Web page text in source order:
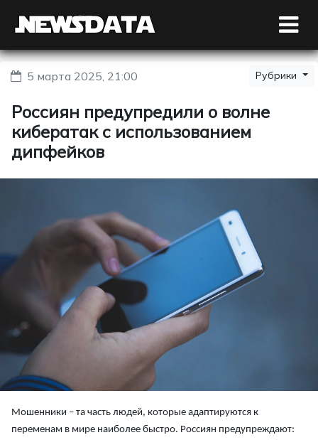
5 марта 2025, 21:00 Рубрики
Россиян предупредили о волне
кибератак с использованием
дипфейков
Мошенники – та часть людей, которые адаптируются к
переменам в мире наиболее быстро. Россиян предупреждают: